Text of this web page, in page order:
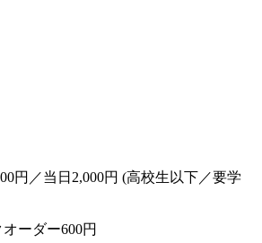
円／当日2,000円 (高校生以下／要学
ーダー600円